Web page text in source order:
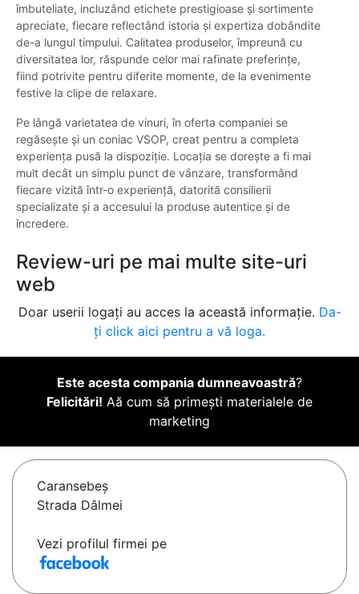
îmbuteliate, incluzând etichete prestigioase și sortimente
apreciate, fiecare reflectând istoria și expertiza dobândite
de-a lungul timpului. Calitatea produselor, împreună cu
diversitatea lor, răspunde celor mai rafinate preferințe,
fiind potrivite pentru diferite momente, de la evenimente
festive la clipe de relaxare.
Pe lângă varietatea de vinuri, în oferta companiei se
regăsește și un coniac VSOP, creat pentru a completa
experiența pusă la dispoziție. Locația se dorește a fi mai
mult decât un simplu punct de vânzare, transformând
fiecare vizită într-o experiență, datorită consilierii
specializate și a accesului la produse autentice și de
încredere.
Review-uri pe mai multe site-uri
web
Doar userii logați au acces la această informație. Da-
ți click aici pentru a vă loga.
Este acesta compania dumneavoastră?
Felicitări! Aă cum să primești materialele de
marketing
Caransebeş
Strada Dâlmei
Vezi profilul firmei pe